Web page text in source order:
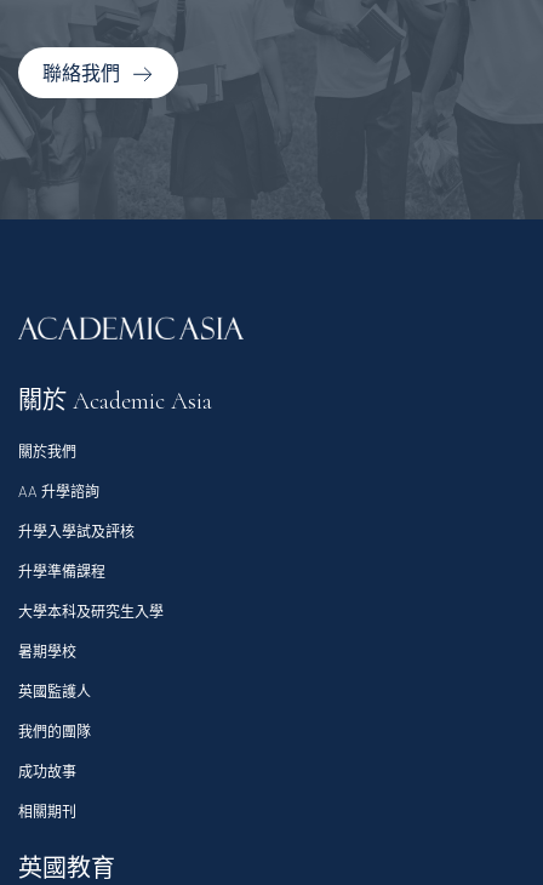
聯絡我們
關於 Academic Asia
關於我們
AA 升學諮詢
升學入學試及評核
升學準備課程
大學本科及研究生入學
暑期學校
英國監護人
我們的團隊
成功故事
相關期刊
英國教育